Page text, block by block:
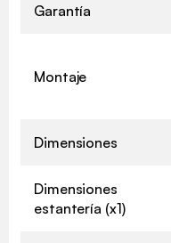
Garantía
Montaje
Dimensiones
Dimensiones
estantería (x1)